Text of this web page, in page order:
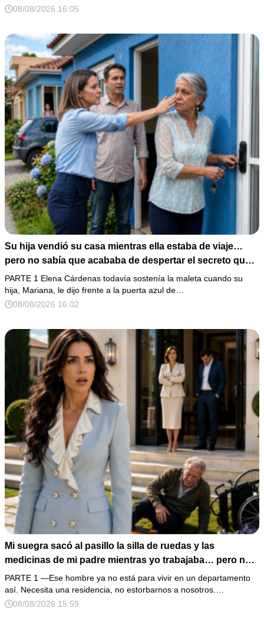
que jamás imaginó fue que esa noche sería él quien
08/08/2026 16:05
Su hija vendió su casa mientras ella estaba de viaje…
pero no sabía que acababa de despertar el secreto que
su padre dejó antes de morir
PARTE 1 Elena Cárdenas todavía sostenía la maleta cuando su
hija, Mariana, le dijo frente a la puerta azul de…
08/08/2026 16:02
Mi suegra sacó al pasillo la silla de ruedas y las
medicinas de mi padre mientras yo trabajaba… pero no
sabía que él era dueño de la casa y que su hijo acabaría
perdiéndolo todo
PARTE 1 —Ese hombre ya no está para vivir en un departamento
así. Necesita una residencia, no estorbarnos a nosotros.…
08/08/2026 15:59